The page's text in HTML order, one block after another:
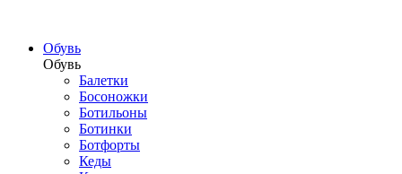
Обувь
Обувь
Балетки
Босоножки
Ботильоны
Ботинки
Ботфорты
Кеды